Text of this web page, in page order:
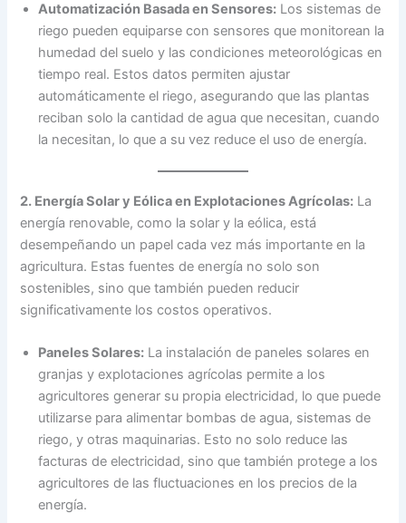
Automatización Basada en Sensores: Los sistemas de
riego pueden equiparse con sensores que monitorean la
humedad del suelo y las condiciones meteorológicas en
tiempo real. Estos datos permiten ajustar
automáticamente el riego, asegurando que las plantas
reciban solo la cantidad de agua que necesitan, cuando
la necesitan, lo que a su vez reduce el uso de energía.
2. Energía Solar y Eólica en Explotaciones Agrícolas: La
energía renovable, como la solar y la eólica, está
desempeñando un papel cada vez más importante en la
agricultura. Estas fuentes de energía no solo son
sostenibles, sino que también pueden reducir
significativamente los costos operativos.
Paneles Solares: La instalación de paneles solares en
granjas y explotaciones agrícolas permite a los
agricultores generar su propia electricidad, lo que puede
utilizarse para alimentar bombas de agua, sistemas de
riego, y otras maquinarias. Esto no solo reduce las
facturas de electricidad, sino que también protege a los
agricultores de las fluctuaciones en los precios de la
energía.